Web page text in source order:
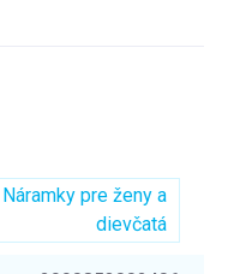
Náramky pre ženy a
dievčatá